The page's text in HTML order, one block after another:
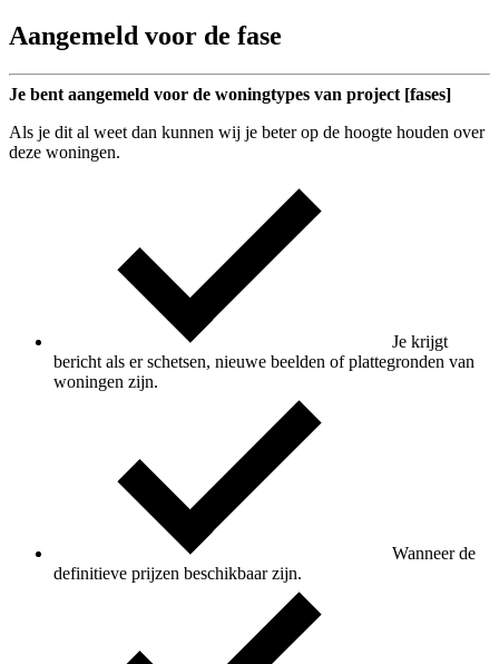
Aangemeld voor de fase
Je bent aangemeld voor de woningtypes van project [fases]
Als je dit al weet dan kunnen wij je beter op de hoogte houden over
deze woningen.
Je krijgt
bericht als er schetsen, nieuwe beelden of plattegronden van
woningen zijn.
Wanneer de
definitieve prijzen beschikbaar zijn.